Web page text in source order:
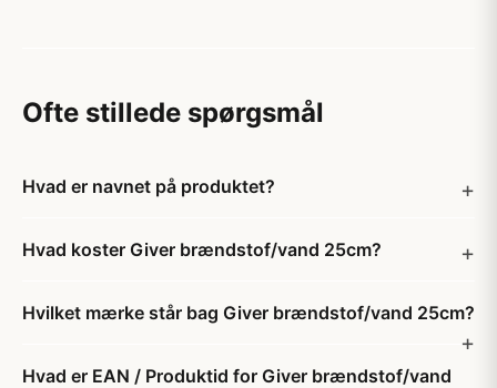
Ofte stillede spørgsmål
Hvad er navnet på produktet?
Hvad koster Giver brændstof/vand 25cm?
Hvilket mærke står bag Giver brændstof/vand 25cm?
Hvad er EAN / Produktid for Giver brændstof/vand